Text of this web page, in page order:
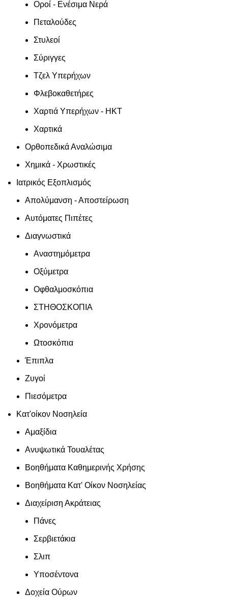
Οροί - Ενέσιμα Νερά
Πεταλούδες
Στυλεοί
Σύριγγες
Τζελ Υπερήχων
Φλεβοκαθετήρες
Χαρτιά Υπερήχων - ΗΚΤ
Χαρτικά
Ορθοπεδικά Αναλώσιμα
Χημικά - Χρωστικές
Ιατρικός Εξοπλισμός
Απολύμανση - Αποστείρωση
Αυτόματες Πιπέτες
Διαγνωστικά
Αναστημόμετρα
Οξύμετρα
Οφθαλμοσκόπια
ΣΤΗΘΟΣΚΟΠΙΑ
Χρονόμετρα
Ωτοσκόπια
Έπιπλα
Ζυγοί
Πιεσόμετρα
Κατ'οίκον Νοσηλεία
Αμαξίδια
Ανυψωτικά Τουαλέτας
Βοηθήματα Καθημερινής Χρήσης
Βοηθήματα Κατ' Οίκον Νοσηλείας
Διαχείριση Ακράτειας
Πάνες
Σερβιετάκια
Σλιπ
Υποσέντονα
Δοχεία Ούρων